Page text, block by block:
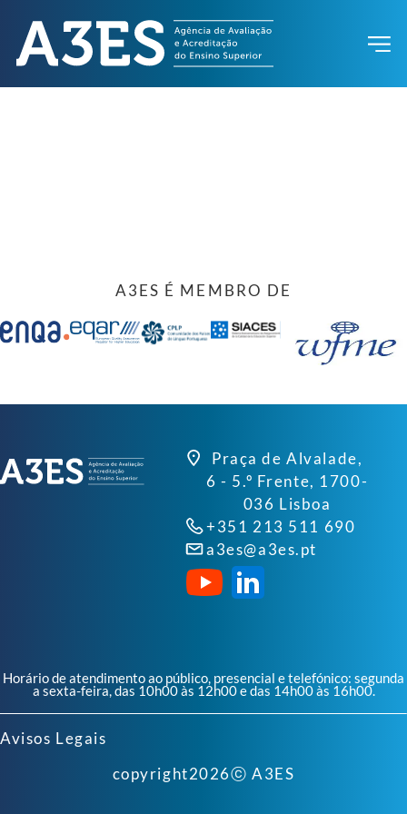
A3ES É MEMBRO DE
Praça de Alvalade,
6 - 5.º Frente, 1700-
036 Lisboa
+351 213 511 690
a3es@a3es.pt
Horário de atendimento ao público, presencial e telefónico: segunda
a sexta-feira, das 10h00 às 12h00 e das 14h00 às 16h00.
Avisos Legais
copyright2026ⓒ A3ES